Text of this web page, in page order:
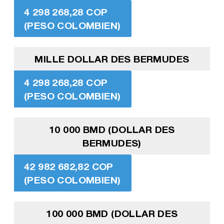
4 298 268,28 COP
(PESO COLOMBIEN)
MILLE DOLLAR DES BERMUDES
4 298 268,28 COP
(PESO COLOMBIEN)
10 000 BMD (DOLLAR DES
BERMUDES)
42 982 682,82 COP
(PESO COLOMBIEN)
100 000 BMD (DOLLAR DES